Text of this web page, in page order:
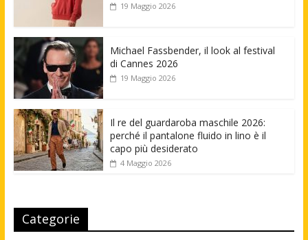
19 Maggio 2026
Michael Fassbender, il look al festival
di Cannes 2026
19 Maggio 2026
Il re del guardaroba maschile 2026:
perché il pantalone fluido in lino è il
capo più desiderato
4 Maggio 2026
Categorie